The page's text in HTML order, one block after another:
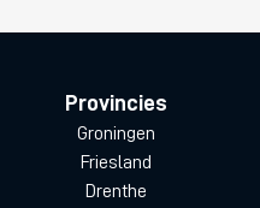
Provincies
Groningen
Friesland
Drenthe